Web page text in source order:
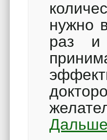
нужно
раз и